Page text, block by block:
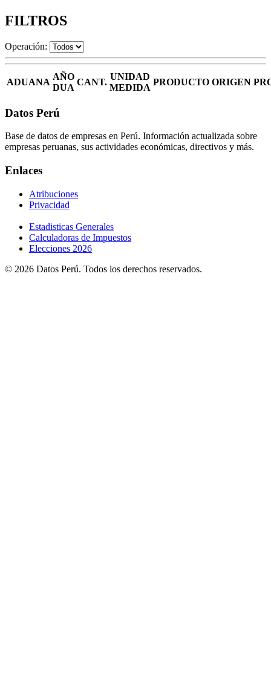
FILTROS
Operación:
ADUANA
AÑO
DUA
CANT.
UNIDAD
MEDIDA
PRODUCTO ORIGEN
Datos Perú
Base de datos de empresas en Perú. Información actualizada sobre
empresas peruanas, sus actividades económicas, directivos y más.
Enlaces
Atribuciones
Privacidad
Estadisticas Generales
Calculadoras de Impuestos
Elecciones 2026
© 2026 Datos Perú. Todos los derechos reservados.